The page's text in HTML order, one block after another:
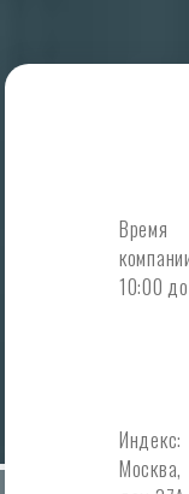
Время
10:00